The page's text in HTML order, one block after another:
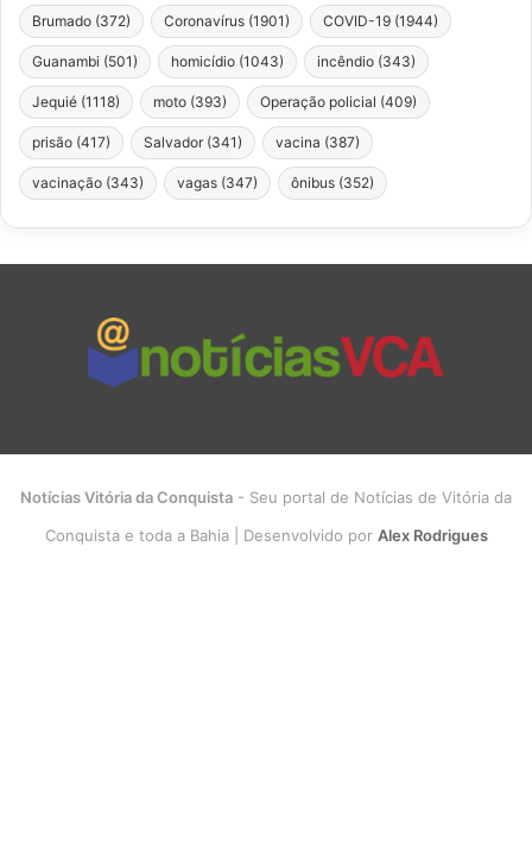
Brumado (372) Coronavírus (1901) COVID-19 (1944)
Guanambi (501) homicídio (1043) incêndio (343)
Jequié (1118) moto (393) Operação policial (409)
prisão (417) Salvador (341) vacina (387)
vacinação (343) vagas (347) ônibus (352)
Notícias Vitória da Conquista - Seu portal de Notícias de Vitória da
Conquista e toda a Bahia | Desenvolvido por Alex Rodrigues